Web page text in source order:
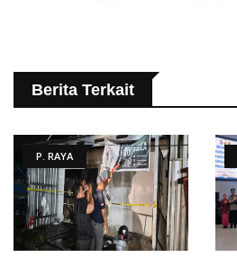
Berita Terkait
P. RAYA